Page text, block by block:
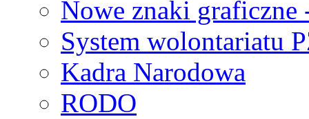
Nowe znaki graficzne
System wolontariatu
Kadra Narodowa
RODO